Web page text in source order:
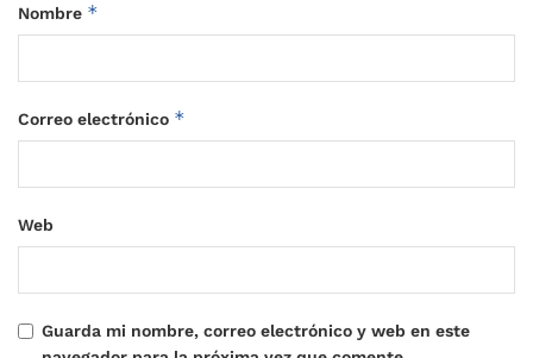
Nombre *
Correo electrónico *
Web
Guarda mi nombre, correo electrónico y web en este